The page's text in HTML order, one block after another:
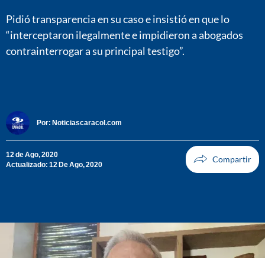
Pidió transparencia en su caso e insistió en que lo
“interceptaron ilegalmente e impidieron a abogados
contrainterrogar a su principal testigo”.
Por: Noticiascaracol.com
12 de Ago, 2020
Actualizado: 12 De Ago, 2020